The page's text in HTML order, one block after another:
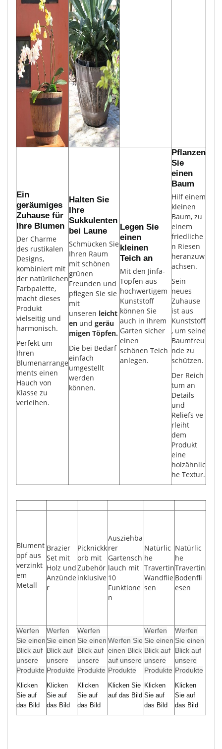
Ein
geräumiges
Zuhause für
Ihre Blumen
Der Charme
des rustikalen
Designs,
kombiniert mit
der natürlichen
Farbpalette,
macht dieses
Produkt
vielseitig und
harmonisch.
Perfekt um
Ihren
Blumenarrange
ments einen
Hauch von
Klasse zu
verleihen.
Halten Sie
Ihre
Sukkulenten
bei Laune
Schmücken Sie
Ihren Raum
mit schönen
grünen
Freunden und
pflegen Sie sie
mit
unseren leicht
en und geräu
migen Töpfen.
Die bei Bedarf
einfach
umgestellt
werden
können.
Legen Sie
einen
kleinen
Teich an
Mit den Jinfa-
Töpfen aus
hochwertigem
Kunststoff
können Sie
auch in Ihrem
Garten sicher
einen
schönen Teich
anlegen.
Pflanzen
Sie
einen
Baum
Hilf einem
kleinen
Baum, zu
einem
friedliche
n Riesen
heranzuw
achsen.
Sein
neues
Zuhause
ist aus
Kunststoff
, um seine
Baumfreu
nde zu
schützen.
Der Reich
tum an
Details
und
Reliefs ve
rleiht
dem
Produkt
eine
holzähnlic
he Textur.
Blument
opf aus
verzinkt
em
Metall
Brazier
Set mit
Holz und
Anzünde
r
Picknickk
orb mit
Zubehör
inklusive
Ausziehba
rer
Gartensch
lauch mit
10
Funktione
n
Natürlic
he
Travertin
Wandflie
sen
Natürlic
he
Travertin
Bodenfli
esen
Werfen
Sie einen
Blick auf
unsere
Produkte
Klicken
Sie auf
das Bild
Werfen
Sie einen
Blick auf
unsere
Produkte
Klicken
Sie auf
das Bild
Werfen
Sie einen
Blick auf
unsere
Produkte
Klicken
Sie auf
das Bild
Werfen Sie
einen Blick
auf unsere
Produkte
Klicken Sie
auf das Bild
Werfen
Sie einen
Blick auf
unsere
Produkte
Klicken
Sie auf
das Bild
Werfen
Sie einen
Blick auf
unsere
Produkte
Klicken
Sie auf
das Bild